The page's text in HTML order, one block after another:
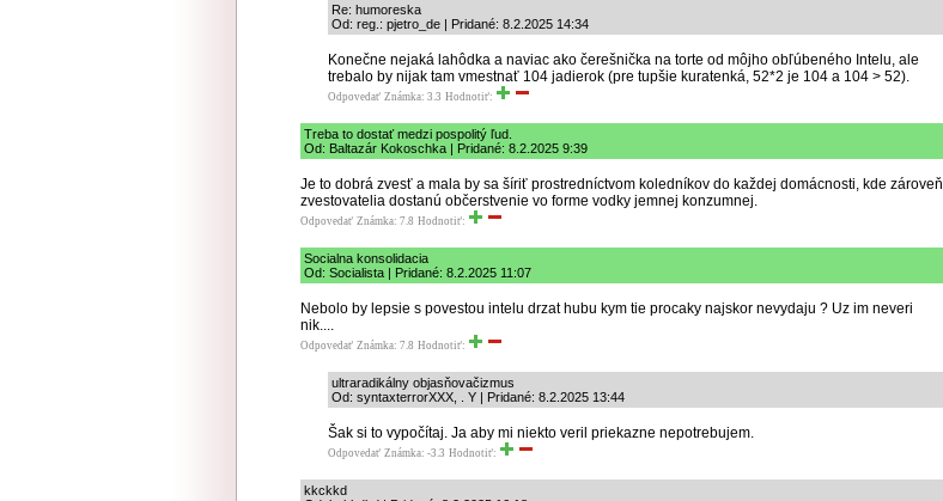
Re: humoreska
Od: reg.: pjetro_de | Pridané: 8.2.2025 14:34
Konečne nejaká lahôdka a naviac ako čerešnička na torte od môjho obľúbeného Intelu, ale
trebalo by nijak tam vmestnať 104 jadierok (pre tupšie kuratenká, 52*2 je 104 a 104 > 52).
Odpovedať Známka: 3.3 Hodnotiť:
Treba to dostať medzi pospolitý ľud.
Od: Baltazár Kokoschka | Pridané: 8.2.2025 9:39
Je to dobrá zvesť a mala by sa šíriť prostredníctvom koledníkov do každej domácnosti, kde zároveň
zvestovatelia dostanú občerstvenie vo forme vodky jemnej konzumnej.
Odpovedať Známka: 7.8 Hodnotiť:
Socialna konsolidacia
Od: Socialista | Pridané: 8.2.2025 11:07
Nebolo by lepsie s povestou intelu drzat hubu kym tie procaky najskor nevydaju ? Uz im neveri
nik....
Odpovedať Známka: 7.8 Hodnotiť:
ultraradikálny objasňovačizmus
Od: syntaxterrorXXX, . Y | Pridané: 8.2.2025 13:44
Šak si to vypočítaj. Ja aby mi niekto veril priekazne nepotrebujem.
Odpovedať Známka: -3.3 Hodnotiť:
kkckkd